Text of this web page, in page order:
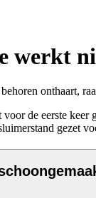
werkt
onthaart,
de eerste
gezet